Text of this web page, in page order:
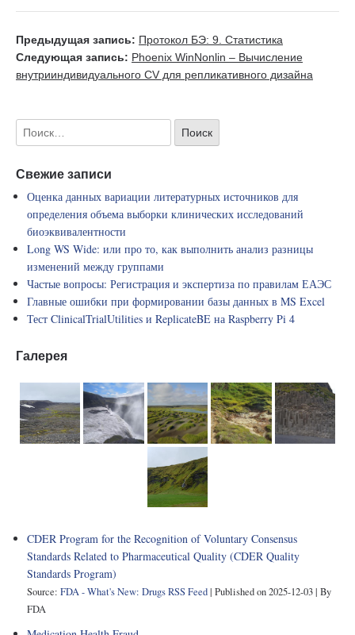
Предыдущая запись: Протокол БЭ: 9. Статистика
Следующая запись: Phoenix WinNonlin – Вычисление
внутрииндивидуального CV для репликативного дизайна
Свежие записи
Оценка данных вариации литературных источников для
определения объема выборки клинических исследований
биоэквивалентности
Long WS Wide: или про то, как выполнить анализ разницы
изменений между группами
Частые вопросы: Регистрация и экспертиза по правилам ЕАЭС
Главные ошибки при формировании базы данных в MS Excel
Тест ClinicalTrialUtilities и ReplicateBE на Raspberry Pi 4
Галерея
CDER Program for the Recognition of Voluntary Consensus
Standards Related to Pharmaceutical Quality (CDER Quality
Standards Program)
Source: FDA - What's New: Drugs RSS Feed Published on 2025-12-03 By
FDA